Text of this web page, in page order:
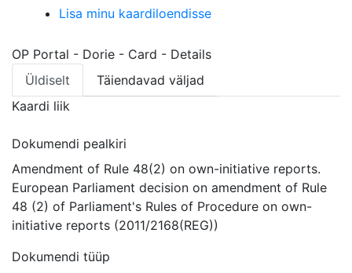
Dorie Details Actions Portlet
Lisa minu kaardiloendisse
OP Portal - Dorie - Card - Details
Üldiselt
Täiendavad väljad
Kaardi liik
Dokumendi pealkiri
Amendment of Rule 48(2) on own-initiative reports.
European Parliament decision on amendment of Rule
48 (2) of Parliament's Rules of Procedure on own-
initiative reports (2011/2168(REG))
Dokumendi tüüp